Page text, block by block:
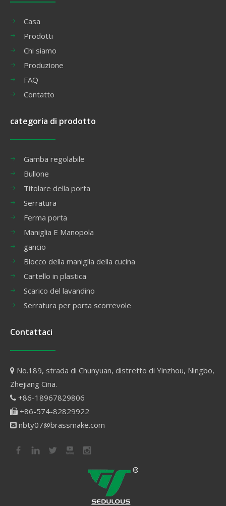
Casa
Prodotti
Chi siamo
Produzione
FAQ
Contatto
categoria di prodotto
Gamba regolabile
Bullone
Titolare della porta
Serratura
Ferma porta
Maniglia E Manopola
gancio
Blocco della maniglia della cucina
Cartello in plastica
Scarico del lavandino
Serratura per porta scorrevole
Contattaci
 No.189, strada di Chunyuan, distretto di Yinzhou, Ningbo,
Zhejiang Cina.
 +86-18967829806
 +86-574-82829922
 nbty07@brassmake.com